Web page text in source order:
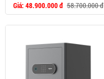
Giá: 48.900.000 đ 58.700.000 đ